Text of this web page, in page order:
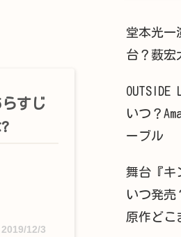
すじ
2019/12/3
堂本光一
台？薮宏
OUTSIDE
いつ？
ーブル
舞台『キ
いつ発売
原作どこ